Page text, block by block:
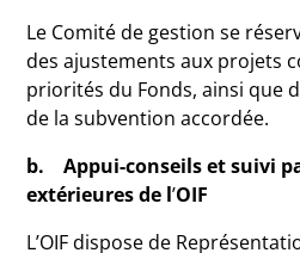
Le Comité de gestion se
des ajustements aux projets
priorités du Fonds, ainsi que
de la subvention accordée.
b. Appui-conseils et suivi
extérieures de l’OIF
L’OIF dispose de